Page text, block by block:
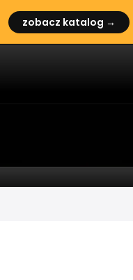
zobacz katalog →